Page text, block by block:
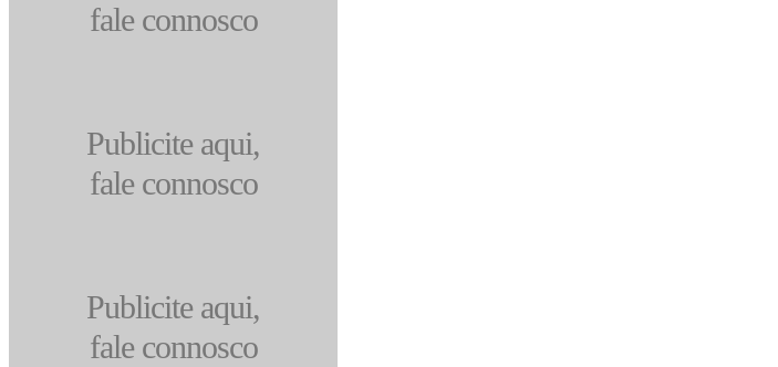
fale connosco
Publicite aqui,
fale connosco
Publicite aqui,
fale connosco